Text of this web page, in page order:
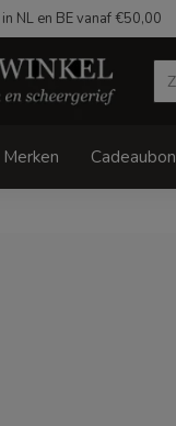
in NL en BE vanaf €50,00
Merken Cadeaubon